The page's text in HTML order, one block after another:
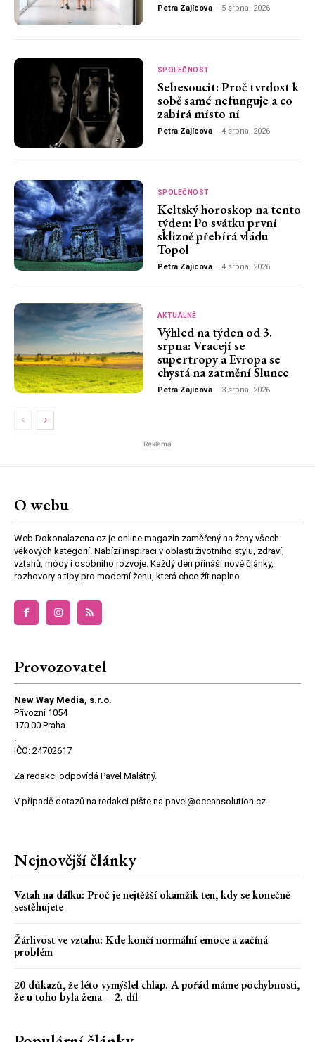
Petra Zajícova - 5 srpna, 2026
SPOLEČNOST
Sebesoucit: Proč tvrdost k
sobě samé nefunguje a co
zabírá místo ní
Petra Zajícova - 4 srpna, 2026
SPOLEČNOST
Keltský horoskop na tento
týden: Po svátku první
sklizně přebírá vládu
Topol
Petra Zajícova - 4 srpna, 2026
AKTUÁLNĚ
Výhled na týden od 3.
srpna: Vracejí se
supertropy a Evropa se
chystá na zatmění Slunce
Petra Zajícova - 3 srpna, 2026
Reklama
O webu
Web Dokonalazena.cz je online magazín zaměřený na ženy všech
věkových kategorií. Nabízí inspiraci v oblasti životního stylu, zdraví,
vztahů, módy i osobního rozvoje. Každý den přináší nové články,
rozhovory a tipy pro moderní ženu, která chce žít naplno.
Provozovatel
New Way Media, s.r.o.
Přívozní 1054
170 00 Praha
.
IČO: 24702617
Za redakci odpovídá Pavel Malátný.
V případě dotazů na redakci pište na pavel@oceansolution.cz.
Nejnovější články
Vztah na dálku: Proč je nejtěžší okamžik ten, kdy se konečně
sestěhujete
Žárlivost ve vztahu: Kde končí normální emoce a začíná
problém
20 důkazů, že léto vymýšlel chlap. A pořád máme pochybnosti,
že u toho byla žena – 2. díl